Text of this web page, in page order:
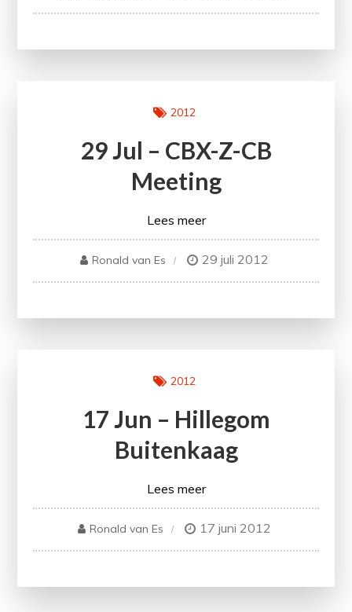
2012
29 Jul – CBX-Z-CB
Meeting
Lees meer
Ronald van Es 29 juli 2012
2012
17 Jun – Hillegom
Buitenkaag
Lees meer
Ronald van Es 17 juni 2012